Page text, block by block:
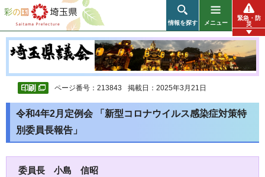
彩の国 埼玉県
情報を探す メニュー
緊急・防
災
ページ番号：213843 掲載日：2025年3月21日
令和4年2月定例会 「新型コロナウイルス感染症対策特
別委員長報告」
委員長 小島 信昭